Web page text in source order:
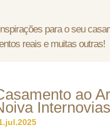
para o seu
reais e muitas outras!
ao